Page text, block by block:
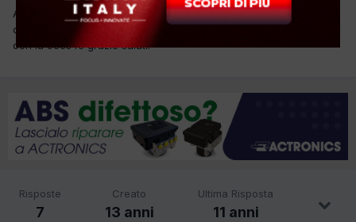
All'interno della ecu trovo una b58340 una b58221 e una lm 2903
qualcuno di voi puo' indicarmi la compatibilità di queste 3 e2p
con la 93cs46 grazie saluti.
Risposte
7
Creato
13 anni
Ultima Risposta
11 anni